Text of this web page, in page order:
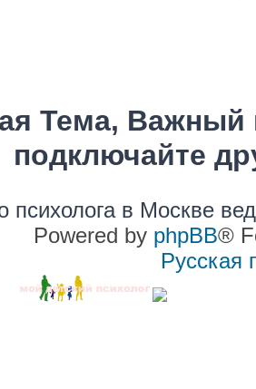
Тема,
подключайте
психолога в Москве
Powered by phpBB®
Русская